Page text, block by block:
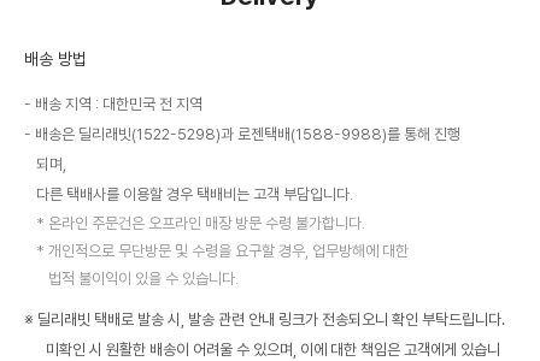
배송 방법
배송 지역 : 대한민국 전 지역
배송은 딜리래빗(1522-5298)과 로젠택배(1588-9988)를 통해 진행
되며,
다른 택배사를 이용할 경우 택배비는 고객 부담입니다.
온라인 주문건은 오프라인 매장 방문 수령 불가합니다.
개인적으로 무단방문 및 수령을 요구할 경우, 업무방해에 대한
법적 불이익이 있을 수 있습니다.
※ 딜리래빗 택배로 발송 시, 발송 관련 안내 링크가 전송되오니 확인 부탁드립니다.
미확인 시 원활한 배송이 어려울 수 있으며, 이에 대한 책임은 고객에게 있습니